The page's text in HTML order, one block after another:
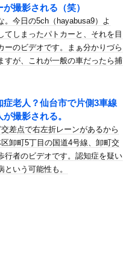
安定化させるだけ」
ｗｗｗ
と問うと、元嫁...
メディア！
1週間ぶりの投...
たから、開けてみ...
撮影される（笑）
。今日の5ch（hayabusa9）よ
てしまったパトカーと、それを目
ーのビデオです。まぁ分かりづら
すが、これが一般の車だったら捕
症老人？仙台市で片側3車線
撮影される。
差点で右左折レーンがあるから
卸町5丁目の国道4号線、卸町交
行者のビデオです。認知症を疑い
いう可能性も。